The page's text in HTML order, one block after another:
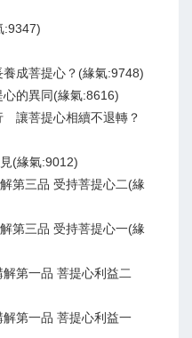
成菩提心？(緣氣:9748)
的異同(緣氣:8616)
菩提心相續不退轉？
(緣氣:9012)
第三品 受持菩提心二(緣
第三品 受持菩提心一(緣
第一品 菩提心利益二
第一品 菩提心利益一